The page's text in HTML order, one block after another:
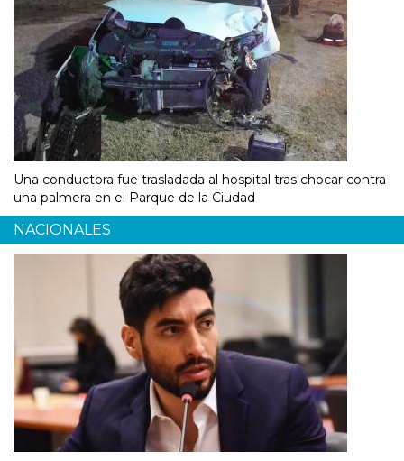
Una conductora fue trasladada al hospital tras chocar contra
una palmera en el Parque de la Ciudad
NACIONALES